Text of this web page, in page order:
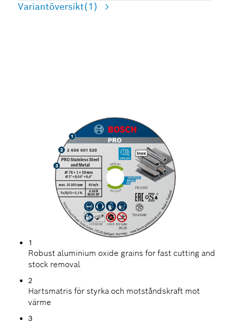
Variantöversikt(1)
1
Robust aluminium oxide grains for fast cutting and
stock removal
2
Hartsmatris för styrka och motståndskraft mot
värme
3